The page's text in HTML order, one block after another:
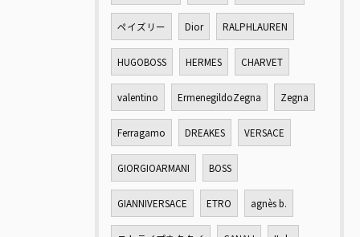
ペイズリー Dior RALPHLAUREN
HUGOBOSS HERMES CHARVET
valentino ErmenegildoZegna Zegna
Ferragamo DREAKES VERSACE
GIORGIOARMANI BOSS
GIANNIVERSACE ETRO agnès b.